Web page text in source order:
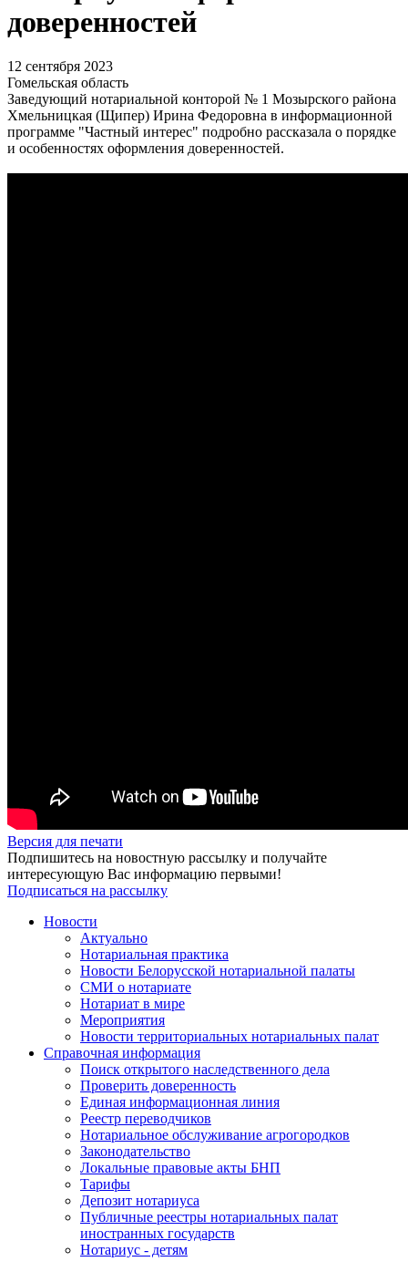
доверенностей
12 сентября 2023
Гомельская область
Заведующий нотариальной конторой № 1 Мозырского района
Хмельницкая (Щипер) Ирина Федоровна в информационной
программе "Частный интерес" подробно рассказала о порядке
и особенностях оформления доверенностей.
Версия для печати
Подпишитесь на новостную рассылку и получайте
интересующую Вас информацию первыми!
Подписаться на рассылку
Новости
Актуально
Нотариальная практика
Новости Белорусской нотариальной палаты
СМИ о нотариате
Нотариат в мире
Мероприятия
Новости территориальных нотариальных палат
Справочная информация
Поиск открытого наследственного дела
Проверить доверенность
Единая информационная линия
Реестр переводчиков
Нотариальное обслуживание агрогородков
Законодательство
Локальные правовые акты БНП
Тарифы
Депозит нотариуса
Публичные реестры нотариальных палат
иностранных государств
Нотариус - детям